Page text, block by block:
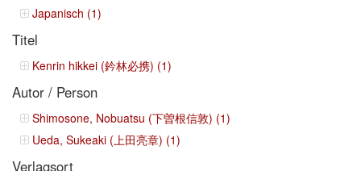
Japanisch (1)
Titel
Kenrin hikkei (鈐林必携) (1)
Autor / Person
Shimosone, Nobuatsu (下曽根信敦) (1)
Ueda, Sukeaki (上田亮章) (1)
Verlagsort